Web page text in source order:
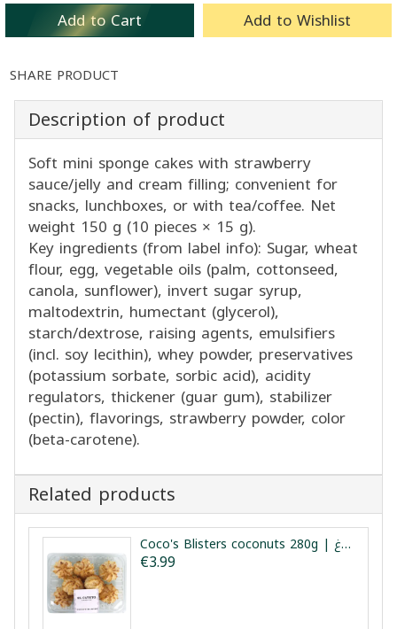
Add to Cart Add to Wishlist
SHARE PRODUCT
Description of product
Soft mini sponge cakes with strawberry
sauce/jelly and cream filling; convenient for
snacks, lunchboxes, or with tea/coffee. Net
weight 150 g (10 pieces × 15 g).
Key ingredients (from label info): Sugar, wheat
flour, egg, vegetable oils (palm, cottonseed,
canola, sunflower), invert sugar syrup,
maltodextrin, humectant (glycerol),
starch/dextrose, raising agents, emulsifiers
(incl. soy lecithin), whey powder, preservatives
(potassium sorbate, sorbic acid), acidity
regulators, thickener (guar gum), stabilizer
(pectin), flavorings, strawberry powder, color
(beta-carotene).
Related products
Coco's Blisters coconuts 280g | حلويات جوز هند مشوي 280غ
€3.99